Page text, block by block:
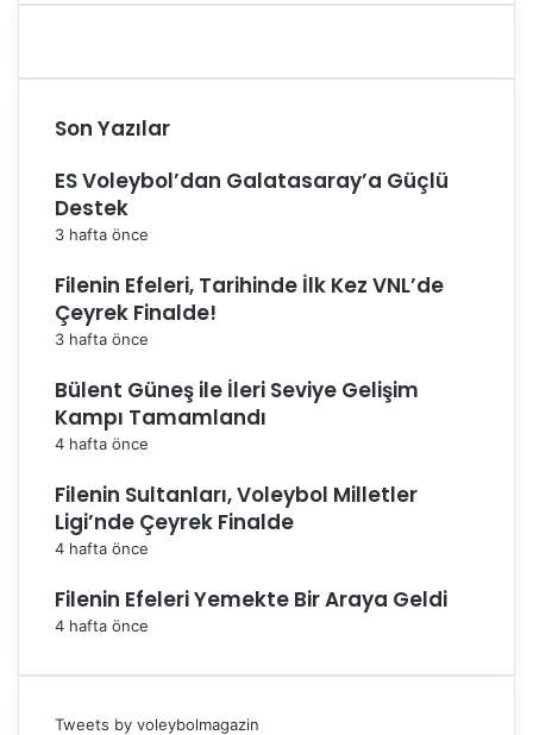
Son Yazılar
ES Voleybol’dan Galatasaray’a Güçlü
Destek
3 hafta önce
Filenin Efeleri, Tarihinde İlk Kez VNL’de
Çeyrek Finalde!
3 hafta önce
Bülent Güneş ile İleri Seviye Gelişim
Kampı Tamamlandı
4 hafta önce
Filenin Sultanları, Voleybol Milletler
Ligi’nde Çeyrek Finalde
4 hafta önce
Filenin Efeleri Yemekte Bir Araya Geldi
4 hafta önce
Tweets by voleybolmagazin